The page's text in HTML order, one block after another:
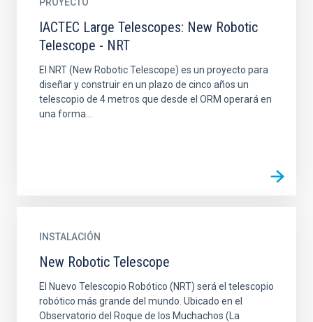
IACTEC Large Telescopes: New Robotic
Telescope - NRT
El NRT (New Robotic Telescope) es un proyecto para
diseñar y construir en un plazo de cinco años un
telescopio de 4 metros que desde el ORM operará en
una forma...
INSTALACIÓN
New Robotic Telescope
El Nuevo Telescopio Robótico (NRT) será el telescopio
robótico más grande del mundo. Ubicado en el
Observatorio del Roque de los Muchachos (La